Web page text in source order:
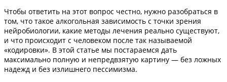
Чтобы ответить на этот вопрос честно, нужно разобраться в
том, что такое алкогольная зависимость с точки зрения
нейробиологии, какие методы лечения реально существуют,
и что происходит с человеком после так называемой
«кодировки». В этой статье мы постараемся дать
максимально полную и непредвзятую картину — без ложных
надежд и без излишнего пессимизма.